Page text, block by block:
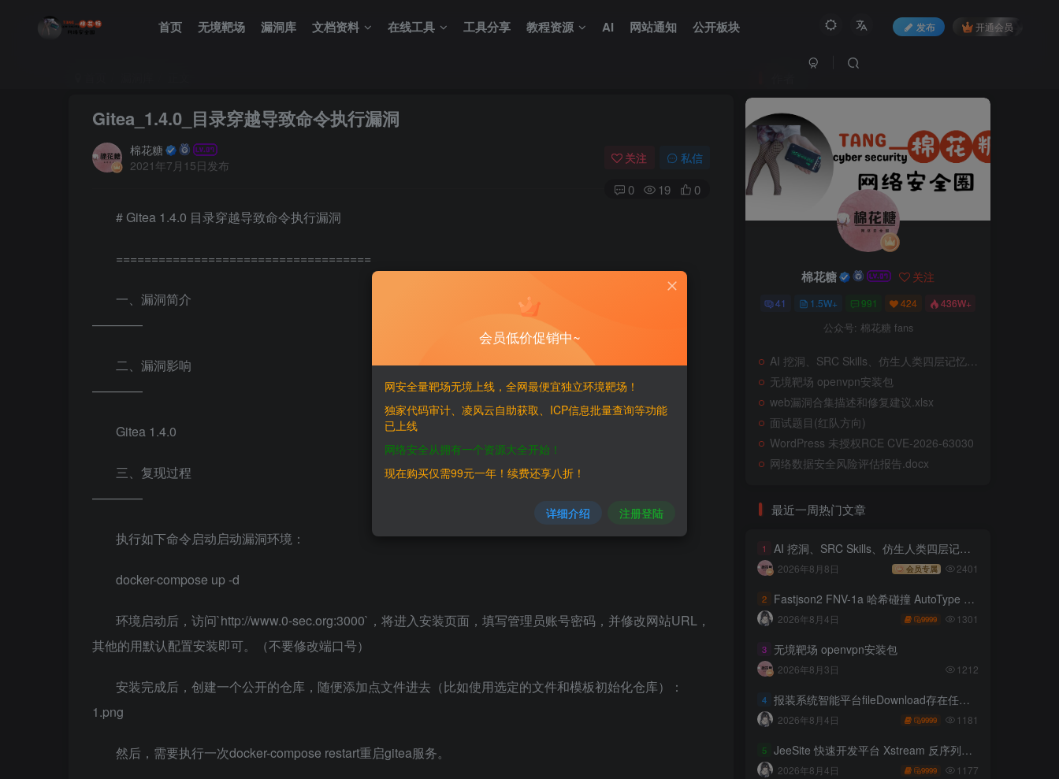
首页 无境靶场 漏洞库 文档资料 在线工具 工具分享 教程资源 AI 网站通知 公开板块 发布 开通会员
Gitea_1.4.0_目录穿越导致命令执行漏洞
棉花糖
2021年7月15日发布
关注 私信
0 19 0
# Gitea 1.4.0 目录穿越导致命令执行漏洞
====================================
一、漏洞简介
————
二、漏洞影响
————
Gitea 1.4.0
三、复现过程
————
执行如下命令启动启动漏洞环境：
docker-compose up -d
环境启动后，访问`http://www.0-sec.org:3000`，将进入安装页面，填写管理员账号密码，并修改网站URL，
其他的用默认配置安装即可。（不要修改端口号）
安装完成后，创建一个公开的仓库，随便添加点文件进去（比如使用选定的文件和模板初始化仓库）：
1.png
然后，需要执行一次docker-compose restart重启gitea服务。
棉花糖 关注
41 1.5W+ 991 424 436W+
公众号: 棉花糖 fans
AI 挖洞、SRC Skills、仿生人类四层记忆系统
无境靶场 openvpn安装包
web漏洞合集描述和修复建议.xlsx
面试题目(红队方向)
WordPress 未授权RCE CVE-2026-63030
网络数据安全风险评估报告.docx
最近一周热门文章
1 AI 挖洞、SRC Skills、仿生人类四层记忆系统
2026年8月8日 会员专属 2401
2 Fastjson2 FNV-1a 哈希碰撞 AutoType 绕过远程代码执行
2026年8月4日 9999 1301
3 无境靶场 openvpn安装包
2026年8月3日 1212
4 报装系统智能平台fileDownload存在任意文件读取
2026年8月4日 9999 1181
5 JeeSite 快速开发平台 Xstream 反序列化RCE
2026年8月4日 9999 1177
会员低价促销中~
网安全量靶场无境上线，全网最便宜独立环境靶场！
独家代码审计、凌风云自助获取、ICP信息批量查询等功能
已上线
网络安全从拥有一个资源大全开始！
现在购买仅需99元一年！续费还享八折！
详细介绍 注册登陆